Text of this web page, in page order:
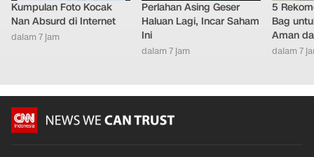
Kumpulan Foto Kocak
Nan Absurd di Internet
dalam 7 jam
Perlahan Asing Geser
Haluan Lagi, Incar Saham
Ini
dalam 7 jam
5
Bag
Aman
dalam 7